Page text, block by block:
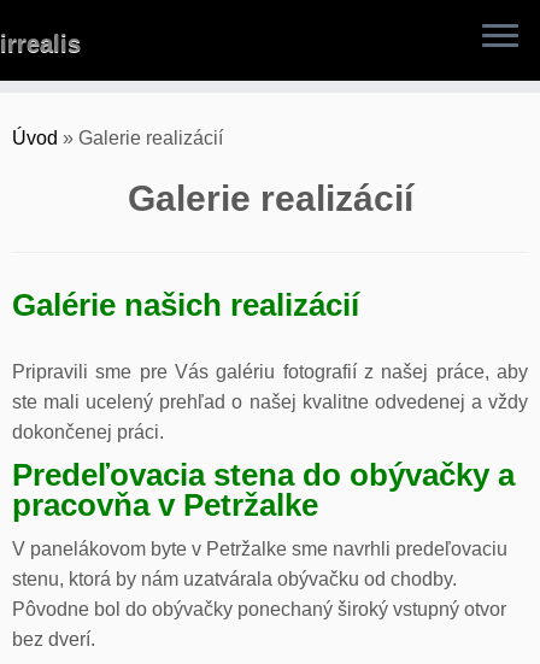
to
irrealis
Úvod » Galerie realizácií
Galerie realizácií
Galérie našich realizácií
Pripravili sme pre Vás galériu fotografií z našej práce, aby
ste mali ucelený prehľad o našej kvalitne odvedenej a vždy
dokončenej práci.
Predeľovacia stena do obývačky a
pracovňa v Petržalke
V panelákovom byte v Petržalke sme navrhli predeľovaciu
stenu, ktorá by nám uzatvárala obývačku od chodby.
Pôvodne bol do obývačky ponechaný široký vstupný otvor
bez dverí.